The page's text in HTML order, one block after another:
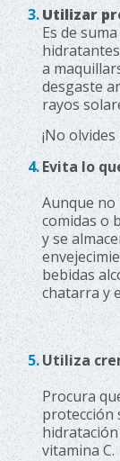
Utilizar
Es de
a
desgaste
rayos
¡No
Evita lo
Aunque no
comidas o
y se
bebidas
chatarra y
Utiliza
Procura
protección
vitamina C.